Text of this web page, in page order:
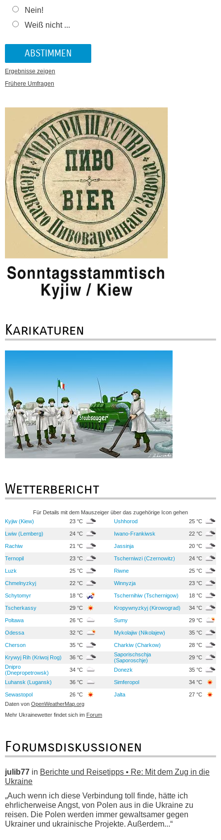
Nein!
Weiß nicht ...
Ergebnisse zeigen
Frühere Umfragen
Karikaturen
Wetterbericht
Für Details mit dem Mauszeiger über das zugehörige Icon gehen
Kyjiw (Kiew)
23 °C Ushhorod 25 °C
Lwiw (Lemberg) 24 °C Iwano-Frankiwsk 22 °C
Rachiw 21 °C Jassinja 20 °C
Ternopil 23 °C Tscherniwzi (Czernowitz) 24 °C
Luzk 25 °C Riwne 25 °C
Chmelnyzkyj 22 °C Winnyzja 23 °C
Schytomyr 18 °C Tschernihiw (Tschernigow) 18 °C
Tscherkassy 29 °C Kropywnyzkyj (Kirowograd) 34 °C
Poltawa 26 °C Sumy 29 °C
Odessa 32 °C Mykolajiw (Nikolajew) 35 °C
Cherson 35 °C Charkiw (Charkow) 28 °C
Krywyj Rih (Kriwoj Rog) 36 °C
Saporischschja
(Saporoschje)
29 °C
Dnipro
(Dnepropetrowsk)
34 °C Donezk 35 °C
Luhansk (Lugansk) 36 °C Simferopol 34 °C
Sewastopol 26 °C Jalta
27 °C
Daten von OpenWeatherMap.org
Mehr Ukrainewetter findet sich im Forum
Forumsdiskussionen
julib77 in Berichte und Reisetipps • Re: Mit dem Zug in die
Ukraine
„Auch wenn ich diese Verbindung toll finde, hätte ich
ehrlicherweise Angst, von Polen aus in die Ukraine zu
reisen. Die Polen werden immer gewaltsamer gegen
Ukrainer und ukrainische Projekte. Außerdem...“